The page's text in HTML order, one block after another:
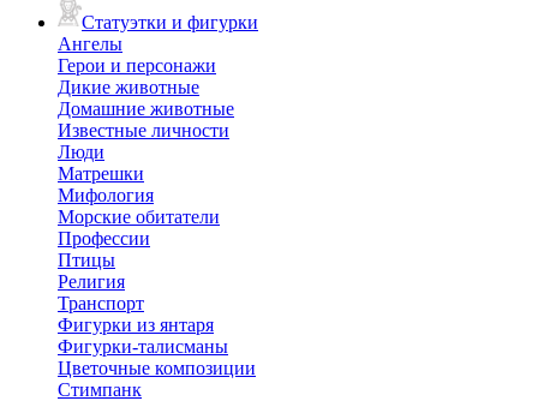
Статуэтки и фигурки
Ангелы
Герои и персонажи
Дикие животные
Домашние животные
Известные личности
Люди
Матрешки
Мифология
Морские обитатели
Профессии
Птицы
Религия
Транспорт
Фигурки из янтаря
Фигурки-талисманы
Цветочные композиции
Стимпанк